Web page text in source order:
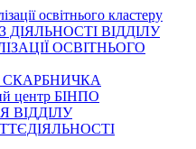
освітнього кластеру
ДІЯЛЬНОСТІ ВІДДІЛУ
ОСВІТНЬОГО
центр БІНПО
ВІДДІЛУ